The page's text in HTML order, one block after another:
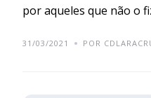
por aqueles que não o
31/03/2021 POR